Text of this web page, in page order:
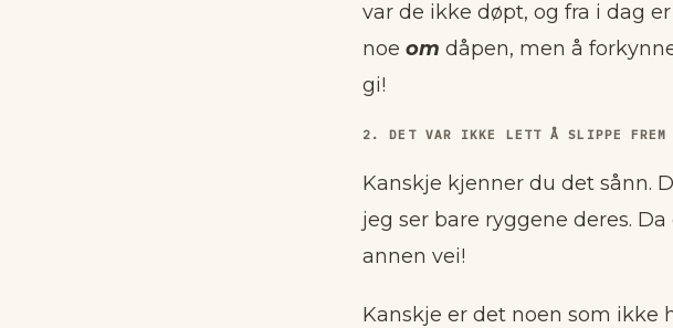
var de ikke døpt, og fra i dag
noe om dåpen, men å
gi!
2. DET VAR IKKE LETT Å SLIPPE FREM
Kanskje kjenner du det sånn.
jeg ser bare ryggene deres.
annen vei!
Kanskje er det noen som ikke